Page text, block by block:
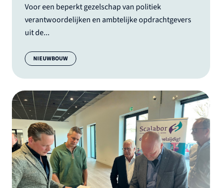
Voor een beperkt gezelschap van politiek
verantwoordelijken en ambtelijke opdrachtgevers
uit de...
Categorie:
NIEUWBOUW